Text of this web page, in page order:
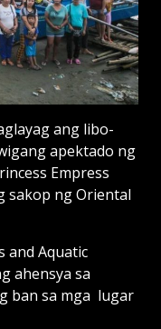
ang libo-
apektado ng
Empress
sakop ng Oriental
and Aquatic
ahensya sa
ban sa mga lugar